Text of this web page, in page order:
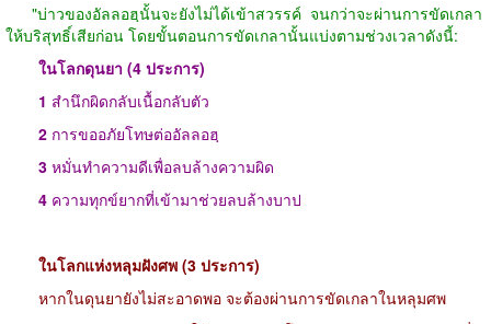
"บ่าวของอัลลอฮฺนั้นจะยังไม่ได้เข้าสวรรค์ จนกว่าจะผ่านการขัดเกลา
ให้บริสุทธิ์เสียก่อน โดยขั้นตอนการขัดเกลานั้นแบ่งตามช่วงเวลาดังนี้:
ในโลกดุนยา (4 ประการ)
1 สำนึกผิดกลับเนื้อกลับตัว
2 การขออภัยโทษต่ออัลลอฮฺ
3 หมั่นทำความดีเพื่อลบล้างความผิด
4 ความทุกข์ยากที่เข้ามาช่วยลบล้างบาป
ในโลกแห่งหลุมฝังศพ (3 ประการ)
หากในดุนยายังไม่สะอาดพอ จะต้องผ่านการขัดเกลาในหลุมศพ